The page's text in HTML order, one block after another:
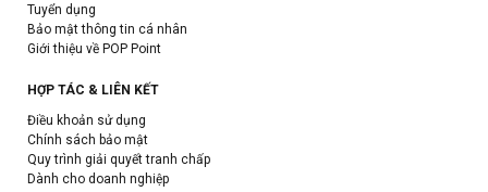
Tuyển dụng
Bảo mật thông tin cá nhân
Giới thiệu về POP Point
HỢP TÁC & LIÊN KẾT
Điều khoản sử dụng
Chính sách bảo mật
Quy trình giải quyết tranh chấp
Dành cho doanh nghiệp